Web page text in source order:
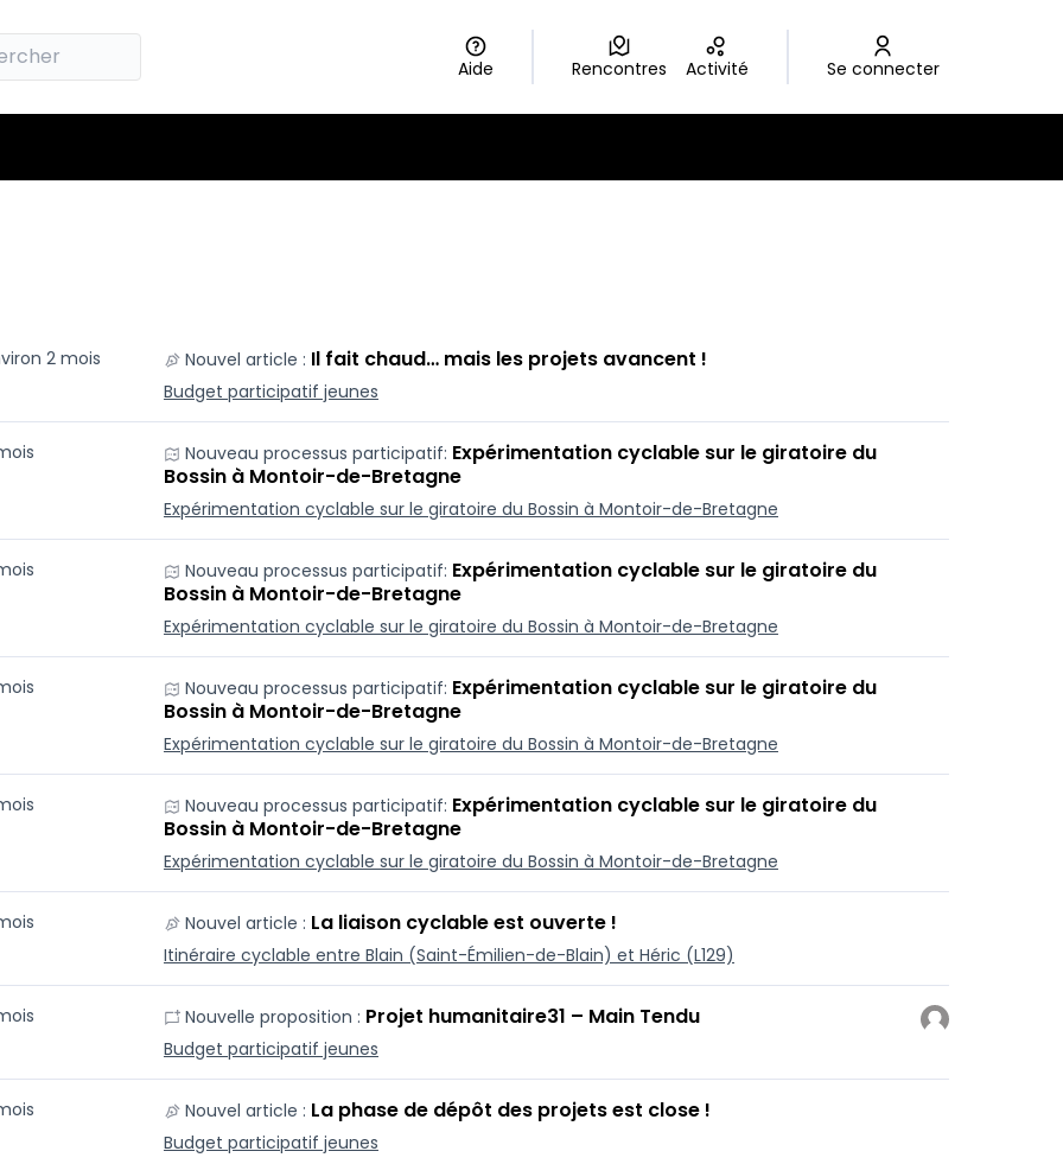
Aide Rencontres Activité Se connecter
2 mois Nouvel article : Il fait chaud… mais les projets avancent !
Budget participatif jeunes
Nouveau processus participatif: Expérimentation cyclable sur le giratoire du
Bossin à Montoir-de-Bretagne
Expérimentation cyclable sur le giratoire du Bossin à Montoir-de-Bretagne
Nouveau processus participatif: Expérimentation cyclable sur le giratoire du
Bossin à Montoir-de-Bretagne
Expérimentation cyclable sur le giratoire du Bossin à Montoir-de-Bretagne
Nouveau processus participatif: Expérimentation cyclable sur le giratoire du
Bossin à Montoir-de-Bretagne
Expérimentation cyclable sur le giratoire du Bossin à Montoir-de-Bretagne
Nouveau processus participatif: Expérimentation cyclable sur le giratoire du
Bossin à Montoir-de-Bretagne
Expérimentation cyclable sur le giratoire du Bossin à Montoir-de-Bretagne
Nouvel article : La liaison cyclable est ouverte !
Itinéraire cyclable entre Blain (Saint-Émilien-de-Blain) et Héric (L129)
Nouvelle proposition : Projet humanitaire31 – Main Tendu
Budget participatif jeunes
Nouvel article : La phase de dépôt des projets est close !
Budget participatif jeunes